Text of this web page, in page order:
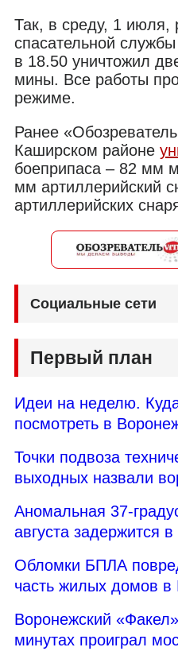
Так, в среду, 1 июля,
спасательной
в 18.50 уничтожил
мины. Все работы
режиме.
Ранее
Каширском районе
боеприпаса – 82 мм
мм артиллерийский
артиллерийских
Социальные сети
Первый план
Идеи на неделю.
посмотреть в
Точки подвоза
выходных назвали
Аномальная 37-
августа задержится
Обломки БПЛА
часть жилых домов в
Воронежский
минутах проиграл